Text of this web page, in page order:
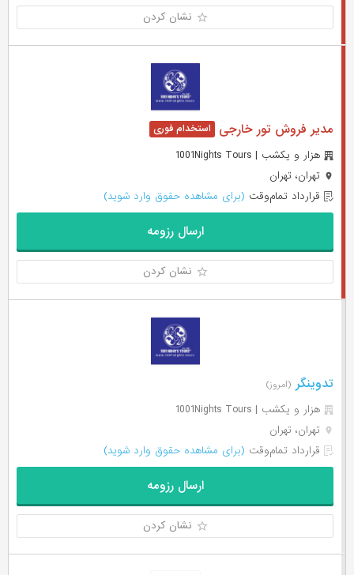
نشان کردن
مدیر فروش تور خارجی
هزار و یکشب | 1001Nights Tours
تهران، تهران
قرارداد تمام‌وقت (برای مشاهده حقوق وارد شوید)
ارسال رزومه
نشان کردن
تدوینگر (امروز)
هزار و یکشب | 1001Nights Tours
تهران، تهران
قرارداد تمام‌وقت (برای مشاهده حقوق وارد شوید)
ارسال رزومه
نشان کردن